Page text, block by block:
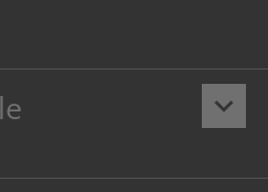
keyboard_arrow_down
Garantieauf Toner und Tinte